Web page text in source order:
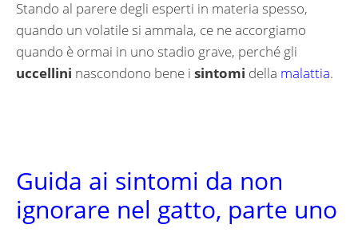
Stando al parere degli esperti in materia spesso,
quando un volatile si ammala, ce ne accorgiamo
quando è ormai in uno stadio grave, perché gli
uccellini nascondono bene i sintomi della malattia.
Guida ai sintomi da non
ignorare nel gatto, parte uno